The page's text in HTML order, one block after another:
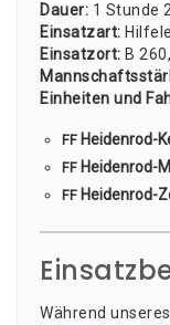
Dau­er: 1 Stun­de
Ein­satz­art:
Ein­satz­ort: B
Ein­hei­ten und
FF Hei­den­rod-
FF Hei­den­rod-
FF Hei­den­rod-
Wäh­rend